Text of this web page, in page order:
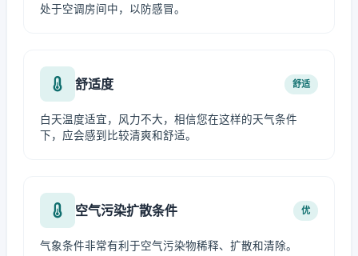
处于空调房间中，以防感冒。
舒适度 舒适
白天温度适宜，风力不大，相信您在这样的天气条件
下，应会感到比较清爽和舒适。
空气污染扩散条件 优
气象条件非常有利于空气污染物稀释、扩散和清除。